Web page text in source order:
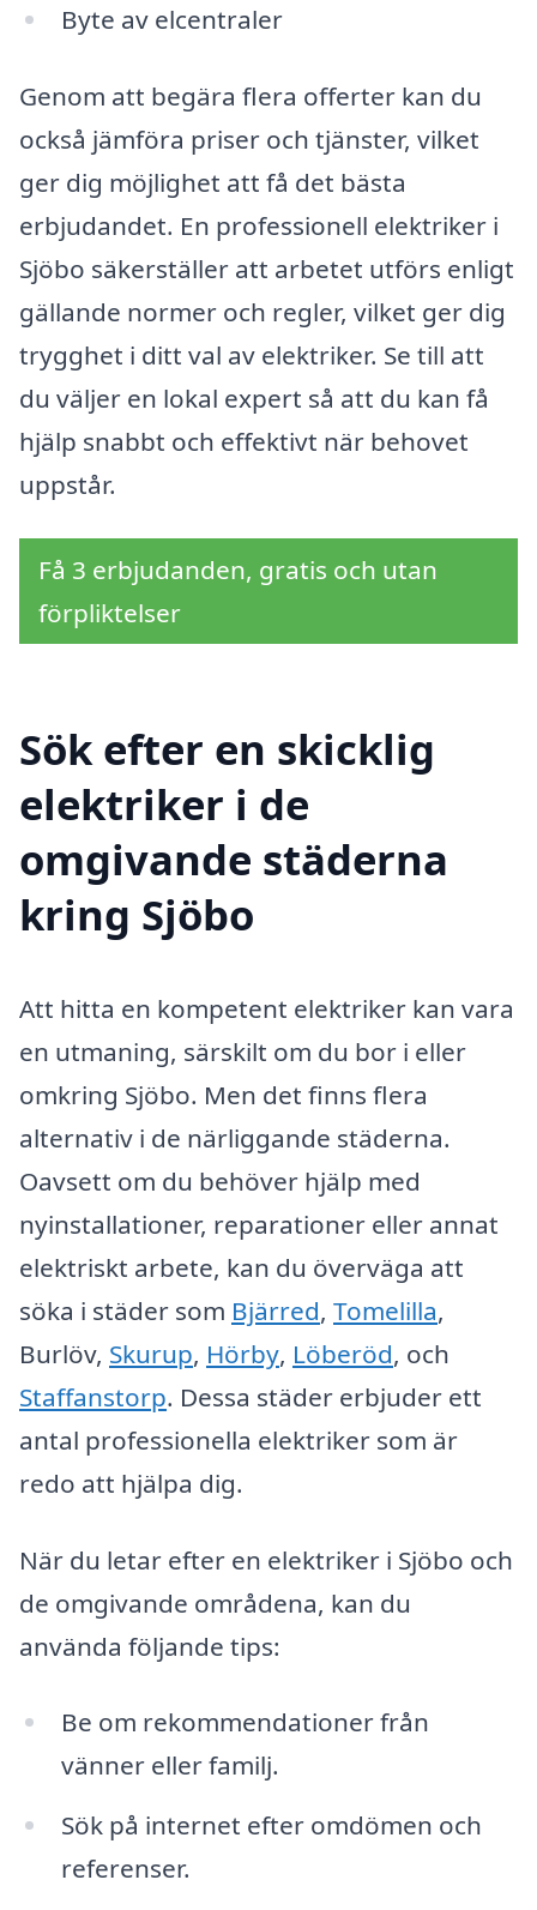
Byte av elcentraler
Genom att begära flera offerter kan du
också jämföra priser och tjänster, vilket
ger dig möjlighet att få det bästa
erbjudandet. En professionell elektriker i
Sjöbo säkerställer att arbetet utförs enligt
gällande normer och regler, vilket ger dig
trygghet i ditt val av elektriker. Se till att
du väljer en lokal expert så att du kan få
hjälp snabbt och effektivt när behovet
uppstår.
Få 3 erbjudanden, gratis och utan
förpliktelser
Sök efter en skicklig
elektriker i de
omgivande städerna
kring Sjöbo
Att hitta en kompetent elektriker kan vara
en utmaning, särskilt om du bor i eller
omkring Sjöbo. Men det finns flera
alternativ i de närliggande städerna.
Oavsett om du behöver hjälp med
nyinstallationer, reparationer eller annat
elektriskt arbete, kan du överväga att
söka i städer som Bjärred, Tomelilla,
Burlöv, Skurup, Hörby, Löberöd, och
Staffanstorp. Dessa städer erbjuder ett
antal professionella elektriker som är
redo att hjälpa dig.
När du letar efter en elektriker i Sjöbo och
de omgivande områdena, kan du
använda följande tips:
Be om rekommendationer från
vänner eller familj.
Sök på internet efter omdömen och
referenser.